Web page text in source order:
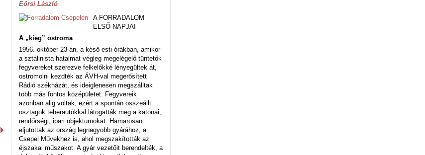
Eörsi László
A FORRADALOM
ELSŐ NAPJAI
A „kieg” ostroma
1956. október 23-án, a késő esti órákban, amikor
a sztálinista hatalmat végleg megelégelő tüntetők
fegyvereket szerezve felkelőkké lényegültek át,
ostromolni kezdték az ÁVH-val megerősített
Rádió székházát, és ideiglenesen megszálltak
több más fontos középületet. Fegyvereik
azonban alig voltak, ezért a spontán összeállt
osztagok teherautókkal látogatták meg a katonai,
rendőrségi, ipari objektumokat. Hamarosan
eljutottak az ország legnagyobb gyárához, a
Csepel Művekhez is, ahol megszakították az
éjszakai műszakot. A gyár vezetőit berendelték, a